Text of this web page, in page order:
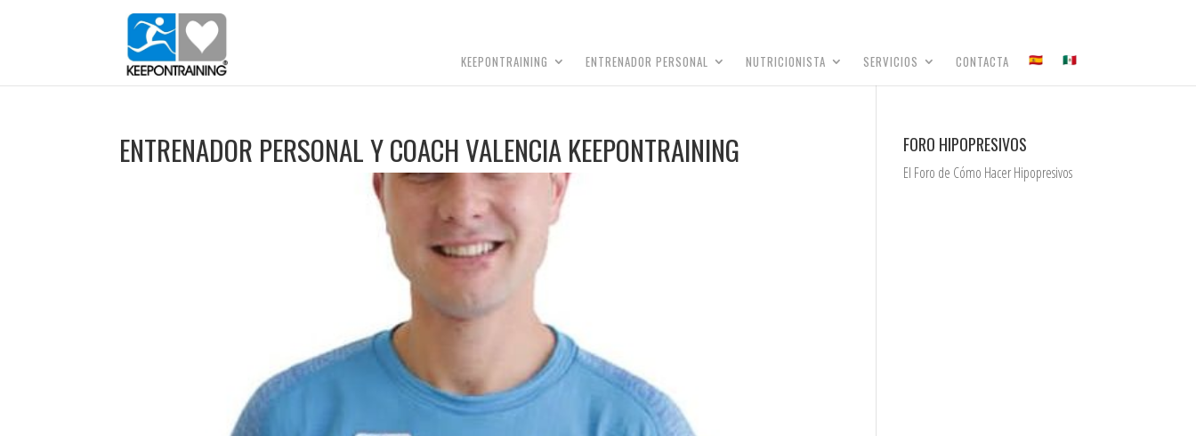
KEEPONTRAINING ENTRENADOR PERSONAL NUTRICIONISTA SERVICIOS CONTACTA
ENTRENADOR PERSONAL Y COACH VALENCIA KEEPONTRAINING FORO HIPOPRESIVOS
El Foro de Cómo Hacer Hipopresivos